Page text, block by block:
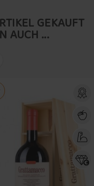
GEKAUFT
AUCH ...